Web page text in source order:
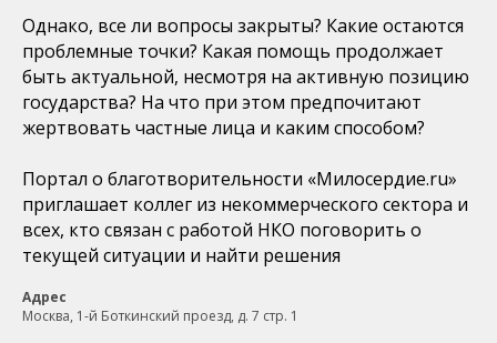
Однако, все ли вопросы закрыты? Какие остаются
проблемные точки? Какая помощь продолжает
быть актуальной, несмотря на активную позицию
государства? На что при этом предпочитают
жертвовать частные лица и каким способом?
Портал о благотворительности «Милосердие.ru»
приглашает коллег из некоммерческого сектора и
всех, кто связан с работой НКО поговорить о
текущей ситуации и найти решения
Адрес
Москва, 1-й Боткинский проезд, д. 7 стр. 1